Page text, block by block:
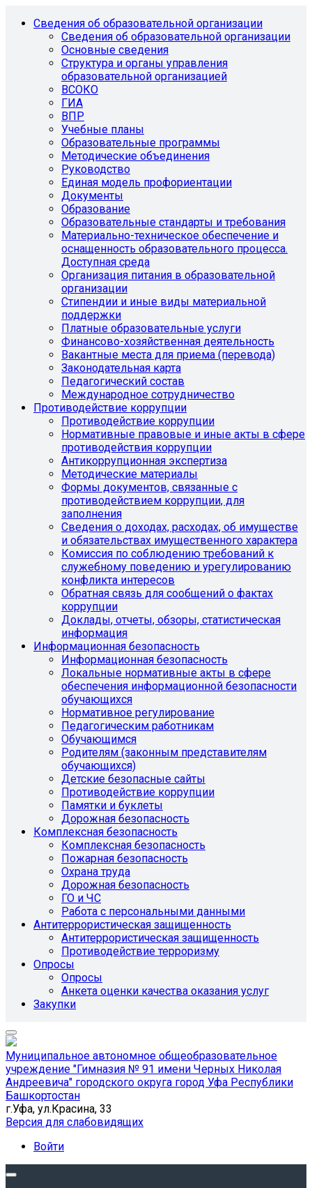
Сведения об образовательной организации
Сведения об образовательной организации
Основные сведения
Структура и органы управления
образовательной организацией
ВСОКО
ГИА
ВПР
Учебные планы
Образовательные программы
Методические объединения
Руководство
Единая модель профориентации
Документы
Образование
Образовательные стандарты и требования
Материально-техническое обеспечение и
оснащенность образовательного процесса.
Доступная среда
Организация питания в образовательной
организации
Стипендии и иные виды материальной
поддержки
Платные образовательные услуги
Финансово-хозяйственная деятельность
Вакантные места для приема (перевода)
Законодательная карта
Педагогический состав
Международное сотрудничество
Противодействие коррупции
Противодействие коррупции
Нормативные правовые и иные акты в сфере
противодействия коррупции
Антикоррупционная экспертиза
Методические материалы
Формы документов, связанные с
противодействием коррупции, для
заполнения
Сведения о доходах, расходах, об имуществе
и обязательствах имущественного характера
Комиссия по соблюдению требований к
служебному поведению и урегулированию
конфликта интересов
Обратная связь для сообщений о фактах
коррупции
Доклады, отчеты, обзоры, статистическая
информация
Информационная безопасность
Информационная безопасность
Локальные нормативные акты в сфере
обеспечения информационной безопасности
обучающихся
Нормативное регулирование
Педагогическим работникам
Обучающимся
Родителям (законным представителям
обучающихся)
Детские безопасные сайты
Противодействие коррупции
Памятки и буклеты
Дорожная безопасность
Комплексная безопасность
Комплексная безопасность
Пожарная безопасность
Охрана труда
Дорожная безопасность
ГО и ЧС
Работа с персональными данными
Антитеррористическая защищенность
Антитеррористическая защищенность
Противодействие терроризму
Опросы
Опросы
Анкета оценки качества оказания услуг
Закупки
Муниципальное автономное общеобразовательное
учреждение "Гимназия № 91 имени Черных Николая
Андреевича" городского округа город Уфа Республики
Башкортостан
г.Уфа, ул.Красина, 33
Версия для слабовидящих
Войти